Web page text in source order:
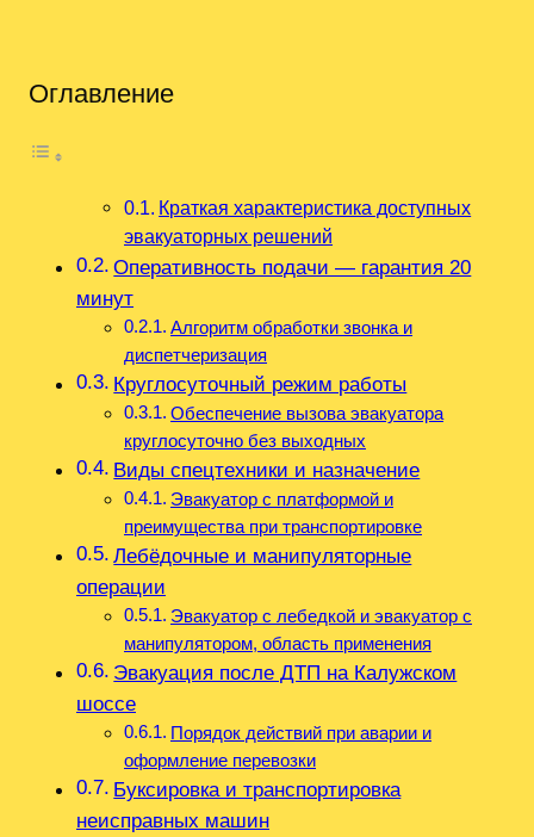
Оглавление
Краткая характеристика доступных
эвакуаторных решений
Оперативность подачи — гарантия 20
минут
Алгоритм обработки звонка и
диспетчеризация
Круглосуточный режим работы
Обеспечение вызова эвакуатора
круглосуточно без выходных
Виды спецтехники и назначение
Эвакуатор с платформой и
преимущества при транспортировке
Лебёдочные и манипуляторные
операции
Эвакуатор с лебедкой и эвакуатор с
манипулятором, область применения
Эвакуация после ДТП на Калужском
шоссе
Порядок действий при аварии и
оформление перевозки
Буксировка и транспортировка
неисправных машин